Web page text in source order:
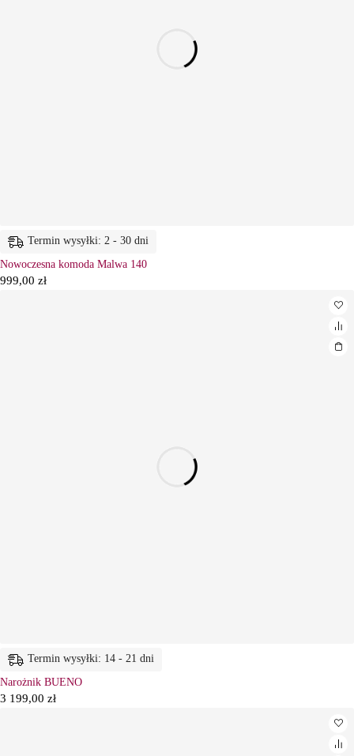
Termin wysyłki: 2 - 30 dni
Nowoczesna komoda Malwa 140
999,00 zł
Termin wysyłki: 14 - 21 dni
Narożnik BUENO
3 199,00 zł